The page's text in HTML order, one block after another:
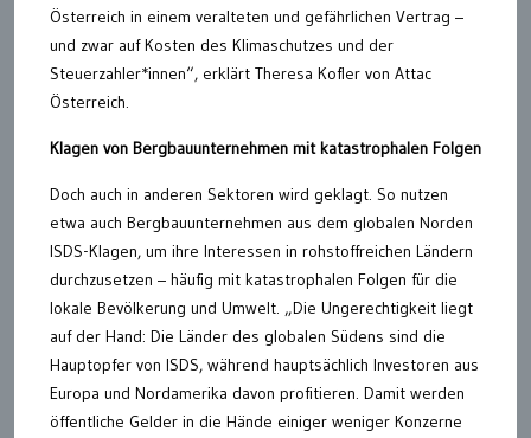
Österreich in einem veralteten und gefährlichen Vertrag –
und zwar auf Kosten des Klimaschutzes und der
Steuerzahler*innen“, erklärt Theresa Kofler von Attac
Österreich.
Klagen von Bergbauunternehmen mit katastrophalen Folgen
Doch auch in anderen Sektoren wird geklagt. So nutzen
etwa auch Bergbauunternehmen aus dem globalen Norden
ISDS-Klagen, um ihre Interessen in rohstoffreichen Ländern
durchzusetzen – häufig mit katastrophalen Folgen für die
lokale Bevölkerung und Umwelt. „Die Ungerechtigkeit liegt
auf der Hand: Die Länder des globalen Südens sind die
Hauptopfer von ISDS, während hauptsächlich Investoren aus
Europa und Nordamerika davon profitieren. Damit werden
öffentliche Gelder in die Hände einiger weniger Konzerne